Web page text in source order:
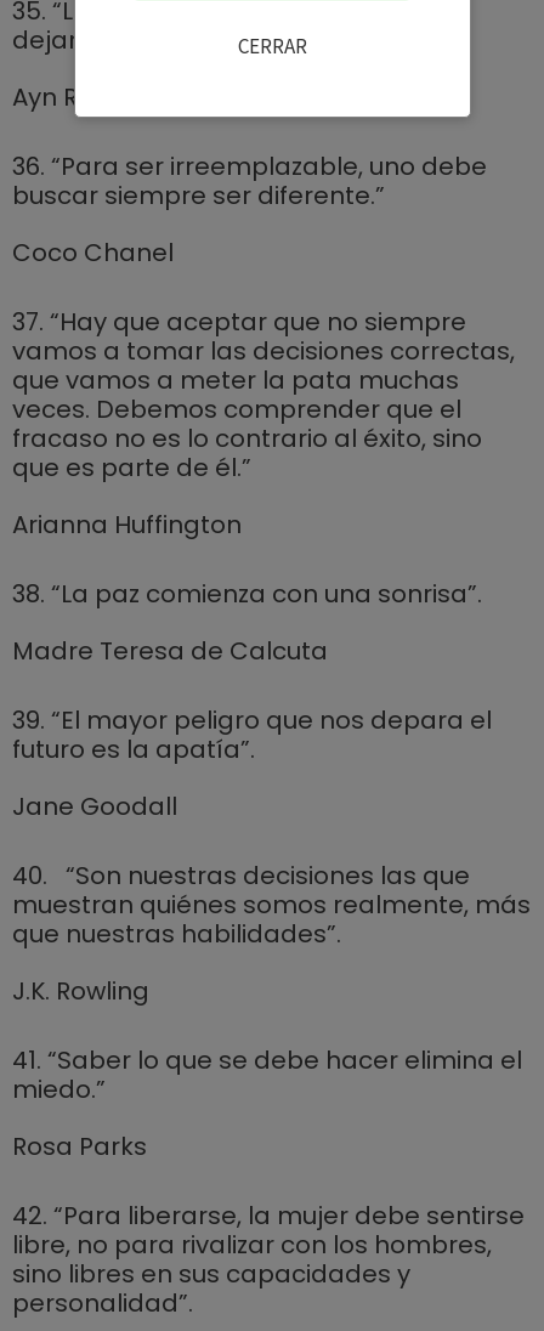
35. “La pregunta no es quién me va a
dejar; es quién me va a detener.”
Ayn Rand
36. “Para ser irreemplazable, uno debe
buscar siempre ser diferente.”
Coco Chanel
37. “Hay que aceptar que no siempre
vamos a tomar las decisiones correctas,
que vamos a meter la pata muchas
veces. Debemos comprender que el
fracaso no es lo contrario al éxito, sino
que es parte de él.”
Arianna Huffington
38. “La paz comienza con una sonrisa”.
Madre Teresa de Calcuta
39. “El mayor peligro que nos depara el
futuro es la apatía”.
Jane Goodall
40. “Son nuestras decisiones las que
muestran quiénes somos realmente, más
que nuestras habilidades”.
J.K. Rowling
41. “Saber lo que se debe hacer elimina el
miedo.”
Rosa Parks
42. “Para liberarse, la mujer debe sentirse
libre, no para rivalizar con los hombres,
sino libres en sus capacidades y
personalidad”.
CERRAR